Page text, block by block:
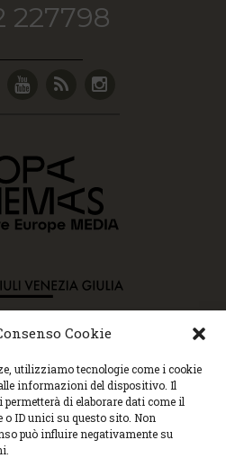
Cookie
utilizziamo tecnologie come i cookie
informazioni del dispositivo. Il
di elaborare dati come il
ID unici su questo sito. Non
può influire negativamente su
227798
Tutti i diritti riservati. Nessun
o manipolato. Accedendo al
sulla privacy e la Policy sui
contenuti.
via Villalta, 24 |
299545 | P.Iva 01295290306 |